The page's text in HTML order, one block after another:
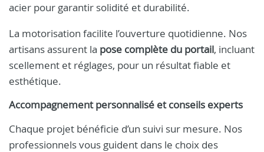
acier pour garantir solidité et durabilité.
La motorisation facilite l’ouverture quotidienne. Nos
artisans assurent la pose complète du portail, incluant
scellement et réglages, pour un résultat fiable et
esthétique.
Accompagnement personnalisé et conseils experts
Chaque projet bénéficie d’un suivi sur mesure. Nos
professionnels vous guident dans le choix des